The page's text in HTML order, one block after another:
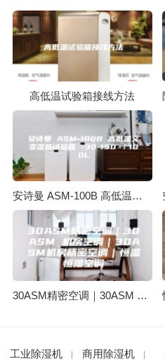
高低温试验箱接线方法
安诗曼 ASM-100B 高低温交变湿热试验箱 -30-150℃／100L
30ASM精密空调｜30ASM 机房空调｜30ASM机房精密空调｜恒温恒湿空调
工业除湿机 商用除湿机